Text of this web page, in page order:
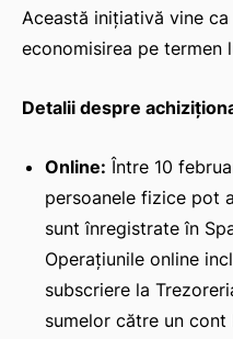
Această inițiativă vine
economisirea pe termen
Detalii despre
Online: Între 10
persoanele fizice pot
sunt înregistrate în
Operațiunile online
subscriere la
sumelor către un